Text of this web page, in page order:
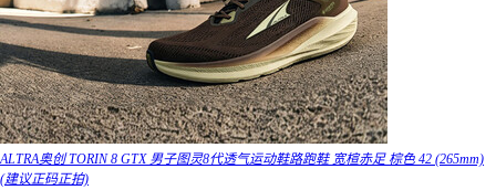
ALTRA奥创 TORIN 8 GTX 男子图灵8代透气运动鞋路跑鞋 宽楦赤足 棕色 42 (265mm)
(建议正码正拍)